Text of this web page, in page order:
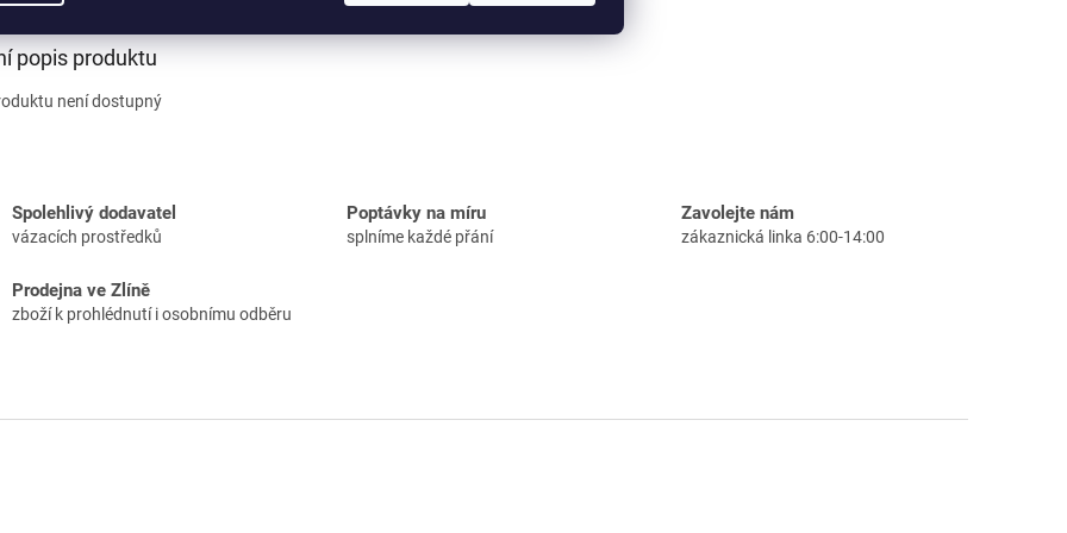
popis produktu
není dostupný
Spolehlivý dodavatel
vázacích prostředků
Poptávky na míru
splníme každé přání
Zavolejte nám
zákaznická linka 6:00-14:00
Prodejna ve Zlíně
zboží k prohlédnutí i osobnímu odběru